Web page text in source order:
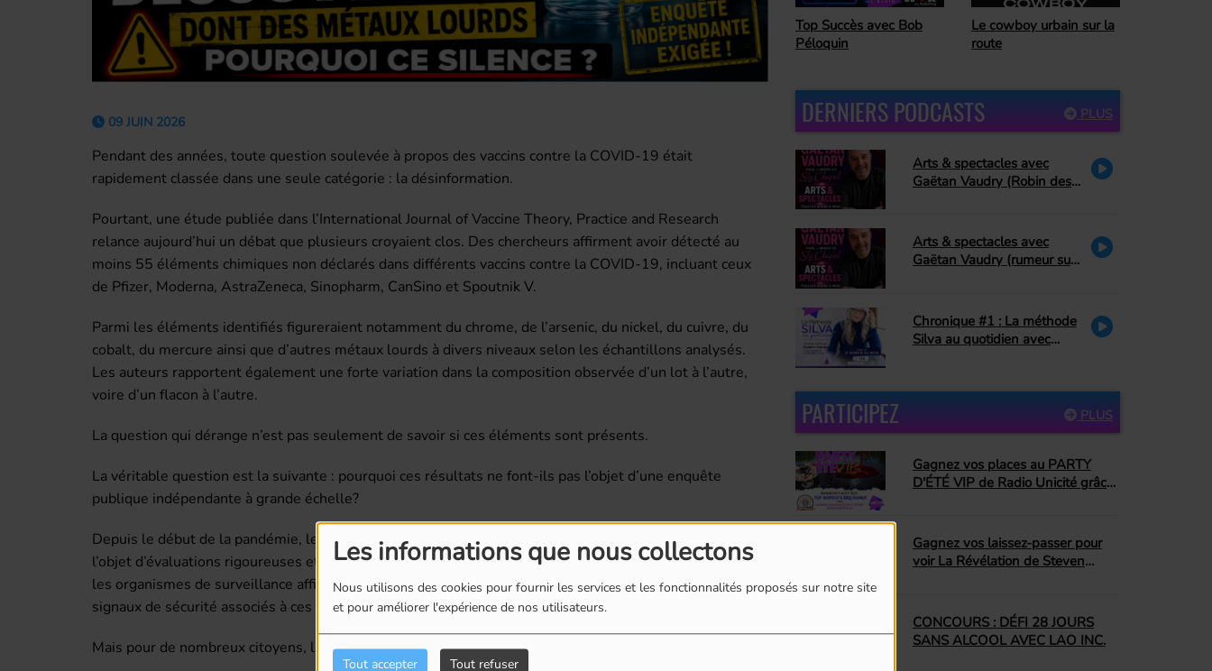
Les informations que nous collectons
Nous utilisons des cookies pour fournir les services et les fonctionnalités proposés sur notre site
et pour améliorer l'expérience de nos utilisateurs.
Tout accepter Tout refuser
09 JUIN 2026
Pendant des années, toute question soulevée à propos des vaccins contre la COVID-19 était
rapidement classée dans une seule catégorie : la désinformation.
Pourtant, une étude publiée dans l’International Journal of Vaccine Theory, Practice and Research
relance aujourd’hui un débat que plusieurs croyaient clos. Des chercheurs affirment avoir détecté au
moins 55 éléments chimiques non déclarés dans différents vaccins contre la COVID-19, incluant ceux
de Pfizer, Moderna, AstraZeneca, Sinopharm, CanSino et Spoutnik V.
Parmi les éléments identifiés figureraient notamment du chrome, de l’arsenic, du nickel, du cuivre, du
cobalt, du mercure ainsi que d’autres métaux lourds à divers niveaux selon les échantillons analysés.
Les auteurs rapportent également une forte variation dans la composition observée d’un lot à l’autre,
voire d’un flacon à l’autre.
La question qui dérange n’est pas seulement de savoir si ces éléments sont présents.
La véritable question est la suivante : pourquoi ces résultats ne font-ils pas l’objet d’une enquête
publique indépendante à grande échelle?
Depuis le début de la pandémie, les autorités sanitaires ont répété que les vaccins autorisés avaient fait
l’objet d’évaluations rigoureuses et que leur rapport bénéfices-risques demeurait favorable. Au Canada,
les organismes de surveillance affirment continuer à suivre de près les effets indésirables et les
signaux de sécurité associés à ces produits.
Mais pour de nombreux citoyens, la confiance a été ébranlée.
Top Succès avec Bob
Péloquin
Le cowboy urbain sur la
route
Horoscope Hebdo avec
Alexandre Aubry,
PLUS
DERNIERS PODCASTS
Arts & spectacles avec
Gaëtan Vaudry (Robin des
rend hommage à Bonnie
Tyler)
Arts & spectacles avec
Gaëtan Vaudry (rumeur sur
Chronique #1 : La méthode
Silva au quotidien avec
PLUS
PARTICIPEZ
Gagnez vos places au PARTY
D'ÉTÉ VIP de Radio Unicité grâce
Gagnez vos laissez-passer pour
voir La Révélation de Steven
CONCOURS : DÉFI 28 JOURS
SANS ALCOOL AVEC LAO INC.